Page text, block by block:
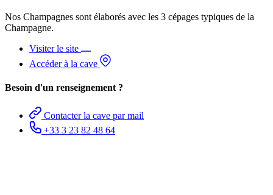
Nos Champagnes sont élaborés avec les 3 cépages typiques de la
Champagne.
Visiter le site
Accéder à la cave
Besoin d'un renseignement ?
Contacter la cave par mail
+33 3 23 82 48 64